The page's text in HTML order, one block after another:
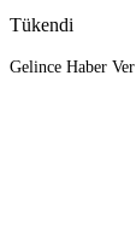
Tükendi
Gelince Haber Ver